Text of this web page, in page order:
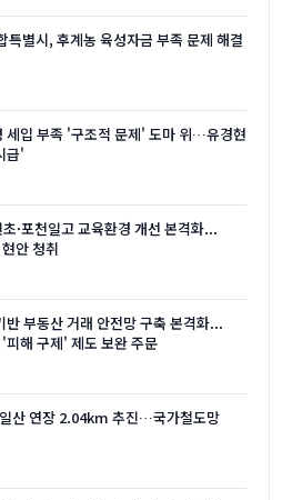
특별시, 후계농 육성자금 부족 문제 해결
세입 부족 '구조적 문제' 도마 위…유경현
급'
·포천일고 교육환경 개선 본격화...
안 청취
반 부동산 거래 안전망 구축 본격화...
피해 구제' 제도 보완 주문
산 연장 2.04km 추진…국가철도망